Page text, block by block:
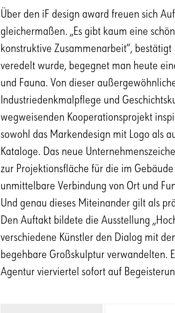
Über den iF design award freuen sich
gleichermaßen. „Es gibt kaum eine
konstruktive Zusammenarbeit“,
veredelt wurde, begegnet man heute
und Fauna. Von dieser
Industriedenkmalpflege und
wegweisenden Kooperationsprojekt
sowohl das Markendesign mit Logo als
Kataloge. Das neue
zur Projektionsfläche für die im
unmittelbare Verbindung von Ort und
Und genau dieses Miteinander gilt als
Den Auftakt bildete die Ausstellung
verschiedene Künstler den Dialog mit
begehbare Großskulptur verwandelten.
Agentur vierviertel sofort auf